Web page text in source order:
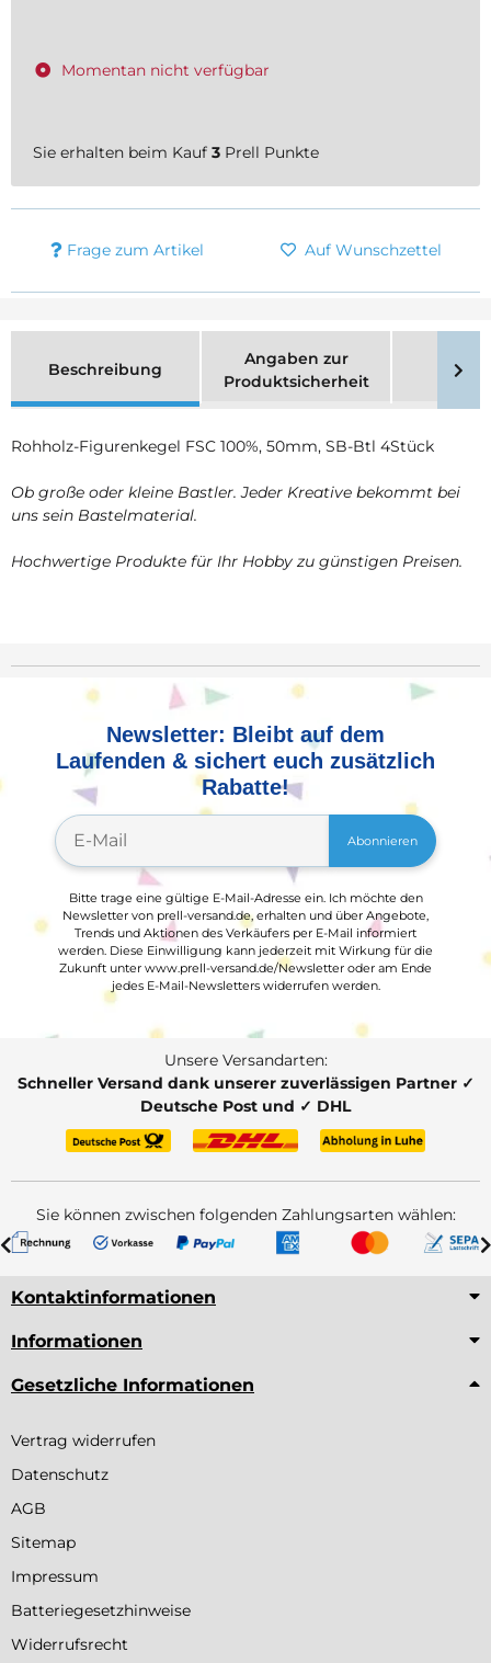
Momentan nicht verfügbar
Sie erhalten beim Kauf 3 Prell Punkte
Frage zum Artikel Auf Wunschzettel
Beschreibung
Angaben zur
Produktsicherheit
Rohholz-Figurenkegel FSC 100%, 50mm, SB-Btl 4Stück
Ob große oder kleine Bastler. Jeder Kreative bekommt bei
uns sein Bastelmaterial.
Hochwertige Produkte für Ihr Hobby zu günstigen Preisen.
Newsletter: Bleibt auf dem
Laufenden & sichert euch zusätzlich
Rabatte!
Abonnieren
Bitte trage eine gültige E-Mail-Adresse ein. Ich möchte den
Newsletter von prell-versand.de, erhalten und über Angebote,
Trends und Aktionen des Verkäufers per E-Mail informiert
werden. Diese Einwilligung kann jederzeit mit Wirkung für die
Zukunft unter www.prell-versand.de/Newsletter oder am Ende
jedes E-Mail-Newsletters widerrufen werden.
Unsere Versandarten:
Schneller Versand dank unserer zuverlässigen Partner ✓
Deutsche Post und ✓ DHL
Sie können zwischen folgenden Zahlungsarten wählen:
Kontaktinformationen
Informationen
Gesetzliche Informationen
Vertrag widerrufen
Datenschutz
AGB
Sitemap
Impressum
Batteriegesetzhinweise
Widerrufsrecht